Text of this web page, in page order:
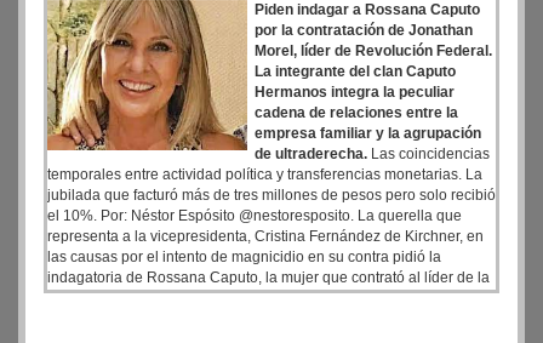
Piden indagar a Rossana Caputo
por la contratación de Jonathan
Morel, líder de Revolución Federal.
La integrante del clan Caputo
Hermanos integra la peculiar
cadena de relaciones entre la
empresa familiar y la agrupación
de ultraderecha. Las coincidencias
temporales entre actividad política y transferencias monetarias. La
jubilada que facturó más de tres millones de pesos pero solo recibió
el 10%. Por: Néstor Espósito @nestoresposito. La querella que
representa a la vicepresidenta, Cristina Fernández de Kirchner, en
las causas por el intento de magnicidio en su contra pidió la
indagatoria de Rossana Caputo, la mujer que contrató al líder de la
agrupación de ultraderecha Revolución Federal, Jonathan Morel,